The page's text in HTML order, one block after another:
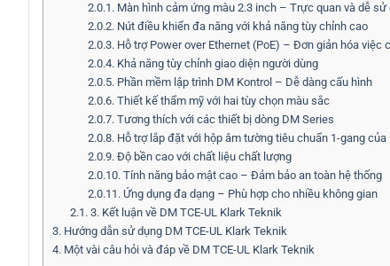
2.0.1.Màn hình cảm ứng màu 2.3 inch – Trực quan và dễ sử
2.0.2.Nút điều khiển đa năng với khả năng tùy chỉnh cao
2.0.3.Hỗ trợ Power over Ethernet (PoE) – Đơn giản hóa việc
2.0.4.Khả năng tùy chỉnh giao diện người dùng
2.0.5.Phần mềm lập trình DM Kontrol – Dễ dàng cấu hình
2.0.6.Thiết kế thẩm mỹ với hai tùy chọn màu sắc
2.0.7.Tương thích với các thiết bị dòng DM Series
2.0.8.Hỗ trợ lắp đặt với hộp âm tường tiêu chuẩn 1-gang của
2.0.9.Độ bền cao với chất liệu chất lượng
2.0.10.Tính năng bảo mật cao – Đảm bảo an toàn hệ thống
2.0.11.Ứng dụng đa dạng – Phù hợp cho nhiều không gian
2.1.3. Kết luận về DM TCE-UL Klark Teknik
3. Hướng dẫn sử dụng DM TCE-UL Klark Teknik
4. Một vài câu hỏi và đáp về DM TCE-UL Klark Teknik